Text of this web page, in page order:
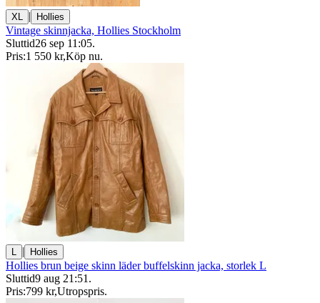
XL | Hollies
Vintage skinnjacka, Hollies Stockholm
Sluttid26 sep 11:05.
Pris:1 550 kr,Köp nu.
L | Hollies
Hollies brun beige skinn läder buffelskinn jacka, storlek L
Sluttid9 aug 21:51 .
Pris:799 kr,Utropspris.